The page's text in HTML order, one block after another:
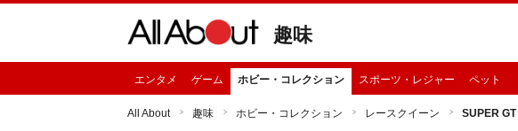
趣味
エンタメ ゲーム ホビー・コレクション スポーツ・レジャー ペット
All About 趣味 ホビー・コレクション レースクイーン SUPER